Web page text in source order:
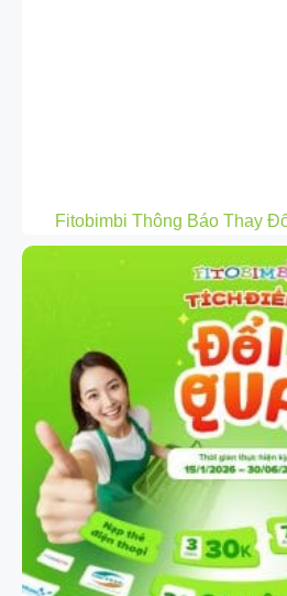
Fitobimbi Thông Báo Thay